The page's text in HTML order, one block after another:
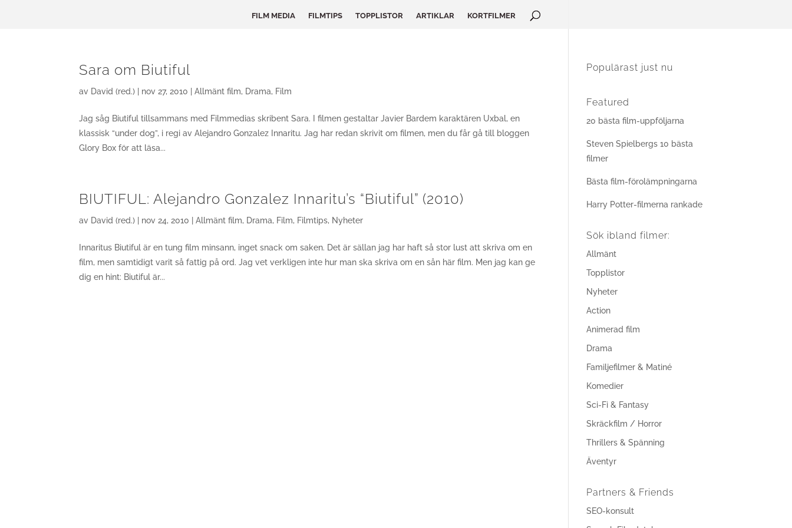
FILM MEDIA FILMTIPS TOPPLISTOR ARTIKLAR KORTFILMER
Sara om Biutiful
av David (red.) nov 27, 2010 |Allmänt film, Drama, Film
Jag såg Biutiful tillsammans med Filmmedias skribent Sara. I filmen gestaltar Javier Bardem karaktären Uxbal, en
klassisk “under dog”, i regi av Alejandro Gonzalez Innaritu. Jag har redan skrivit om filmen, men du får gå till bloggen
Glory Box för att läsa...
BIUTIFUL: Alejandro Gonzalez Innaritu’s “Biutiful” (2010)
av David (red.) nov 24, 2010 |Allmänt film, Drama, Film, Filmtips, Nyheter
Innaritus Biutiful är en tung film minsann, inget snack om saken. Det är sällan jag har haft så stor lust att skriva om en
film, men samtidigt varit så fattig på ord. Jag vet verkligen inte hur man ska skriva om en sån här film. Men jag kan ge
dig en hint: Biutiful är...
Populärast just nu
Featured
20 bästa film-uppföljarna
Steven Spielbergs 10 bästa
filmer
Bästa film-förolämpningarna
Harry Potter-filmerna rankade
Sök ibland filmer:
Allmänt
Topplistor
Nyheter
Action
Animerad film
Drama
Familjefilmer & Matiné
Komedier
Sci-Fi & Fantasy
Skräckfilm / Horror
Thrillers & Spänning
Äventyr
Partners & Friends
SEO-konsult